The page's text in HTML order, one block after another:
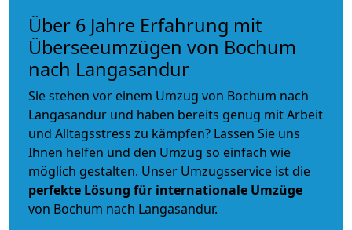
Über 6 Jahre Erfahrung mit
Überseeumzügen von Bochum
nach Langasandur
Sie stehen vor einem Umzug von Bochum nach
Langasandur und haben bereits genug mit Arbeit
und Alltagsstress zu kämpfen? Lassen Sie uns
Ihnen helfen und den Umzug so einfach wie
möglich gestalten. Unser Umzugsservice ist die
perfekte Lösung für internationale Umzüge
von Bochum nach Langasandur.